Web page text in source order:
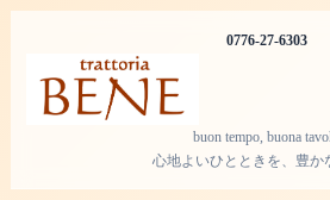
0776-27-6303
buon tempo, buona
心地よいひとときを、豊か